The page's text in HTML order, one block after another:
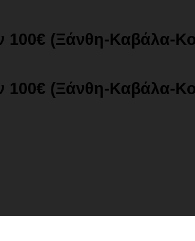
100€ (Ξάνθη-Καβάλα-
100€ (Ξάνθη-Καβάλα-